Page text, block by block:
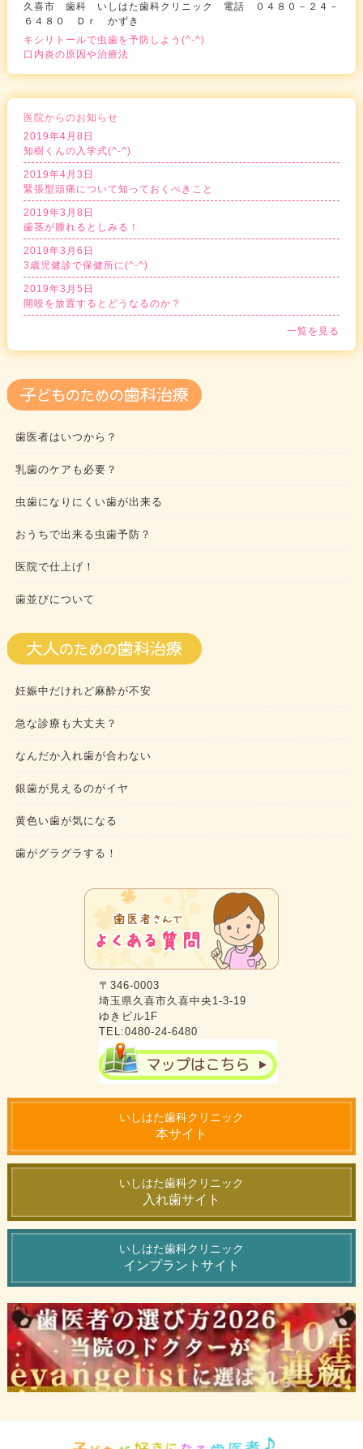
久喜市 歯科 いしはた歯科クリニック 電話 ０４８０－２４－
６４８０ Ｄｒ かずき
キシリトールで虫歯を予防しよう(^-^)
口内炎の原因や治療法
医院からのお知らせ
2019年4月8日
知樹くんの入学式(^-^)
2019年4月3日
緊張型頭痛について知っておくべきこと
2019年3月8日
歯茎が腫れるとしみる！
2019年3月6日
3歳児健診で保健所に(^-^)
2019年3月5日
開咬を放置するとどうなるのか？
一覧を見る
歯医者はいつから？
乳歯のケアも必要？
虫歯になりにくい歯が出来る
おうちで出来る虫歯予防？
医院で仕上げ！
歯並びについて
妊娠中だけれど麻酔が不安
急な診療も大丈夫？
なんだか入れ歯が合わない
銀歯が見えるのがイヤ
黄色い歯が気になる
歯がグラグラする！
〒346-0003
埼玉県久喜市久喜中央1-3-19
ゆきビル1F
TEL:0480-24-6480
いしはた歯科クリニック
本サイト
いしはた歯科クリニック
入れ歯サイト
いしはた歯科クリニック
インプラントサイト